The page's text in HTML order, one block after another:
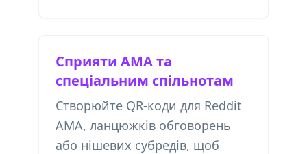
Сприяти AMA та
спеціальним спільнотам
Створюйте QR-коди для Reddit
AMA, ланцюжків обговорень
або нішевих субредів, щоб